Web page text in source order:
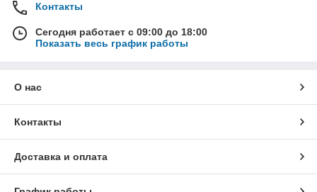
Контакты
Сегодня работает с 09:00 до 18:00
Показать весь график работы
О нас
Контакты
Доставка и оплата